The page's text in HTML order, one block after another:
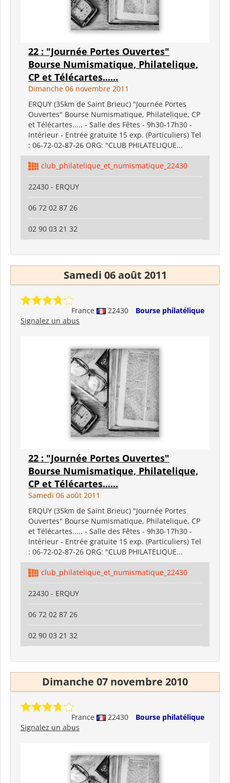
22 : "Journée Portes Ouvertes"
Bourse Numismatique, Philatelique,
CP et Télécartes......
Dimanche 06 novembre 2011
ERQUY (35km de Saint Brieuc) "Journée Portes
Ouvertes" Bourse Numismatique, Philatelique, CP
et Télécartes..... - Salle des Fêtes - 9h30-17h30 -
Intérieur - Entrée gratuite 15 exp. (Particuliers) Tel
: 06-72-02-87-26 ORG: "CLUB PHILATELIQUE...
club_philatelique_et_numismatique_22430
22430 - ERQUY
06 72 02 87 26
02 90 03 21 32
Samedi 06 août 2011
France 22430
Bourse philatélique
Signalez un abus
22 : "Journée Portes Ouvertes"
Bourse Numismatique, Philatelique,
CP et Télécartes......
Samedi 06 août 2011
ERQUY (35km de Saint Brieuc) "Journée Portes
Ouvertes" Bourse Numismatique, Philatelique, CP
et Télécartes..... - Salle des Fêtes - 9h30-17h30 -
Intérieur - Entrée gratuite 15 exp. (Particuliers) Tel
: 06-72-02-87-26 ORG: "CLUB PHILATELIQUE...
club_philatelique_et_numismatique_22430
22430 - ERQUY
06 72 02 87 26
02 90 03 21 32
Dimanche 07 novembre 2010
France 22430
Bourse philatélique
Signalez un abus